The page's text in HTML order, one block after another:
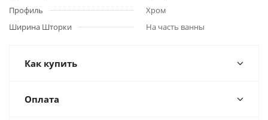
Профиль
Хром
Ширина Шторки
На часть ванны
Как купить
Оплата